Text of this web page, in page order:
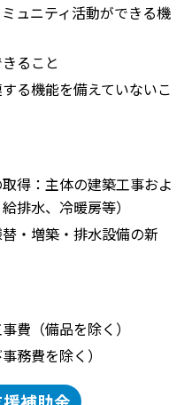
ュニティ活動ができる機
ること
る機能を備えていないこ
得：主体の建築工事およ
排水、冷暖房等）
・増築・排水設備の新
費（備品を除く）
務費を除く）